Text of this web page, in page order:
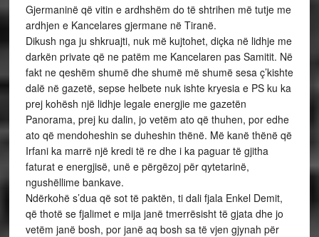
Gjermaninë që vitin e ardhshëm do të shtrihen më tutje me
ardhjen e Kancelares gjermane në Tiranë.
Dikush nga ju shkruajti, nuk më kujtohet, diçka në lidhje me
darkën private që ne patëm me Kancelaren pas Samitit. Në
fakt ne qeshëm shumë dhe shumë më shumë sesa ç’kishte
dalë në gazetë, sepse helbete nuk ishte kryesia e PS ku ka
prej kohësh një lidhje legale energjie me gazetën
Panorama, prej ku dalin, jo vetëm ato që thuhen, por edhe
ato që mendoheshin se duheshin thënë. Më kanë thënë që
Irfani ka marrë një kredi të re dhe i ka paguar të gjitha
faturat e energjisë, unë e përgëzoj për qytetarinë,
ngushëllime bankave.
Ndërkohë s’dua që sot të paktën, ti dali fjala Enkel Demit,
që thotë se fjalimet e mija janë tmerrësisht të gjata dhe jo
vetëm janë bosh, por janë aq bosh sa të vjen gjynah për